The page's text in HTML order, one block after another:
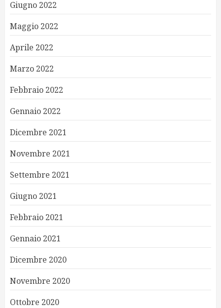
Giugno 2022
Maggio 2022
Aprile 2022
Marzo 2022
Febbraio 2022
Gennaio 2022
Dicembre 2021
Novembre 2021
Settembre 2021
Giugno 2021
Febbraio 2021
Gennaio 2021
Dicembre 2020
Novembre 2020
Ottobre 2020